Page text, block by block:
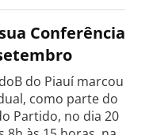
do
PCdoB
Rio
do
Sul
dia
Conferência
do Piauí marcou
como parte do
Partido, no dia 20